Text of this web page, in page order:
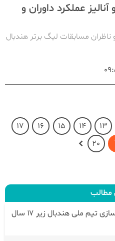
عملکرد داوران و
ناظران مسابقات لیگ برتر هندبال
13
14
15
16
17
20
مطالب
برگزاری پنجمین اردوی آماده‌سازی تیم ملی هندبال زیر ۱۷ سال